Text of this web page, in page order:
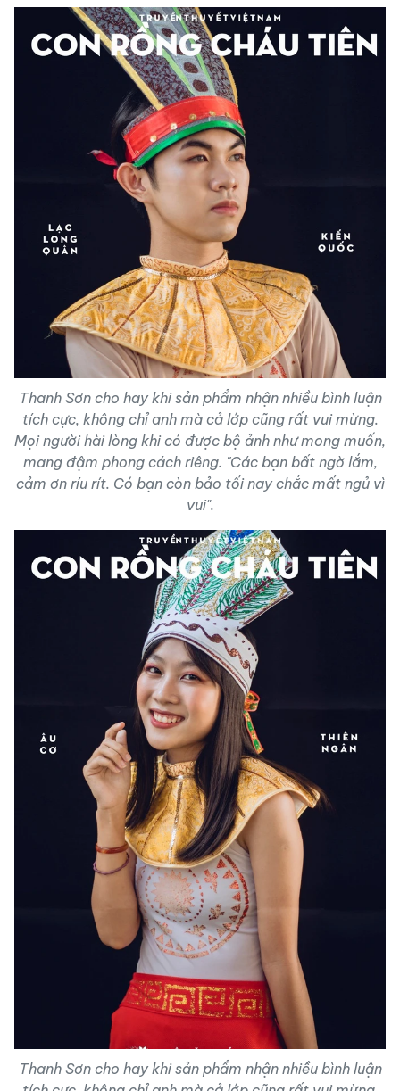
Thanh Sơn cho hay khi sản phẩm nhận nhiều bình luận
tích cực, không chỉ anh mà cả lớp cũng rất vui mừng.
Mọi người hài lòng khi có được bộ ảnh như mong muốn,
mang đậm phong cách riêng. "Các bạn bất ngờ lắm,
cảm ơn ríu rít. Có bạn còn bảo tối nay chắc mất ngủ vì
vui".
Thanh Sơn cho hay khi sản phẩm nhận nhiều bình luận